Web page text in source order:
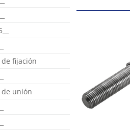
fijación
de unión